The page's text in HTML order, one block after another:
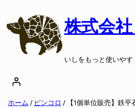
株式会
いしをもっと使いやす
ホーム / ピンコロ / 【1個単位販売】鉄